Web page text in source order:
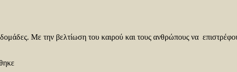
Με την βελτίωση του καιρού και τους ανθρώπους να